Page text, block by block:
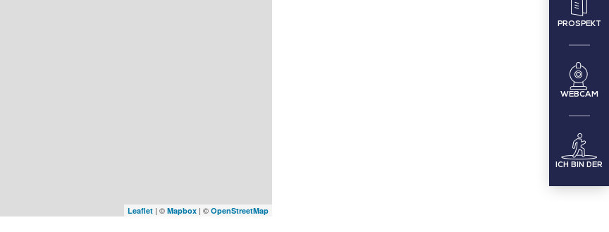
PROSPEKT
WEBCAM
ICH BIN DER
Leaflet | © Mapbox | © OpenStreetMap